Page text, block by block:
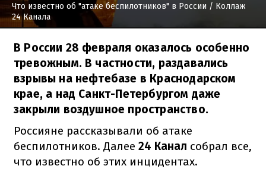
Что известно об "атаке беспилотников" в России / Коллаж
24 Канала
В России 28 февраля оказалось особенно
тревожным. В частности, раздавались
взрывы на нефтебазе в Краснодарском
крае, а над Санкт-Петербургом даже
закрыли воздушное пространство.
Россияне рассказывали об атаке
беспилотников. Далее 24 Канал собрал все,
что известно об этих инцидентах.